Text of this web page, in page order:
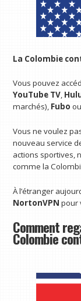
La Colombie
Vous pouvez
YouTube TV,
marchés), Fubo ou
Vous ne voulez
nouveau service
actions sportives,
comme la
À l’étranger
NortonVPN pour
Comment
Colombie